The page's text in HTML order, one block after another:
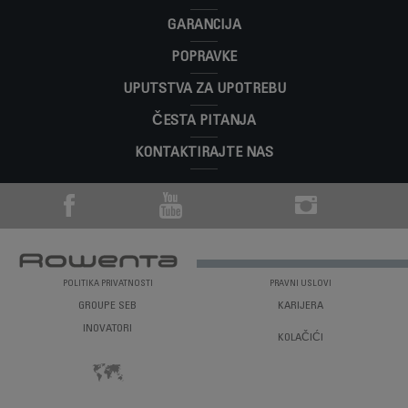
Molimo idite na odjeljak "Nastavci" internetske stranice da
biste jednostavno našli sve što vam je potrebno za proizvod.
Koji su uvjeti garancije za moj aparat?
Za detaljnije informacije pogledajte dio
internetskoj stranici.
GARANCIJA
POPRAVKE
UPUTSTVA ZA UPOTREBU
ČESTA PITANJA
KONTAKTIRAJTE NAS
POLITIKA PRIVATNOSTI PRAVNI USLOVI
GROUPE SEB KARIJERA
INOVATORI
KOLAČIĆI